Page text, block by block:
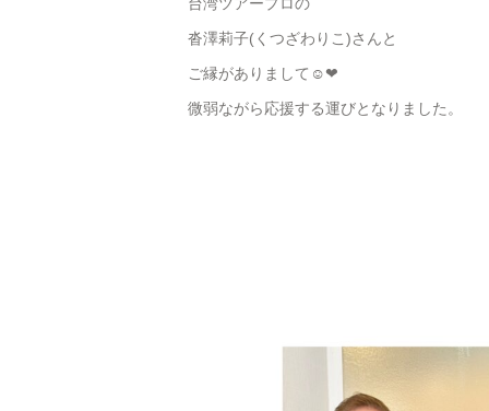
沓澤莉子(くつざわりこ)さんと
ご縁がありまして☺️❤︎
微弱ながら応援する運びとなりました。